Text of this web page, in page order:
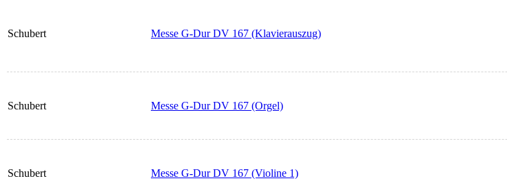
Schubert Messe G-Dur DV 167 (Klavierauszug)
Schubert Messe G-Dur DV 167 (Orgel)
Schubert Messe G-Dur DV 167 (Violine 1)